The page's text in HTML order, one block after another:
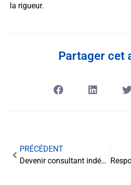
la rigueur.
Partager cet
PRÉCÉDENT
Devenir consultant indépendant : les 5 erreurs à éviter dès la création de sa structure.